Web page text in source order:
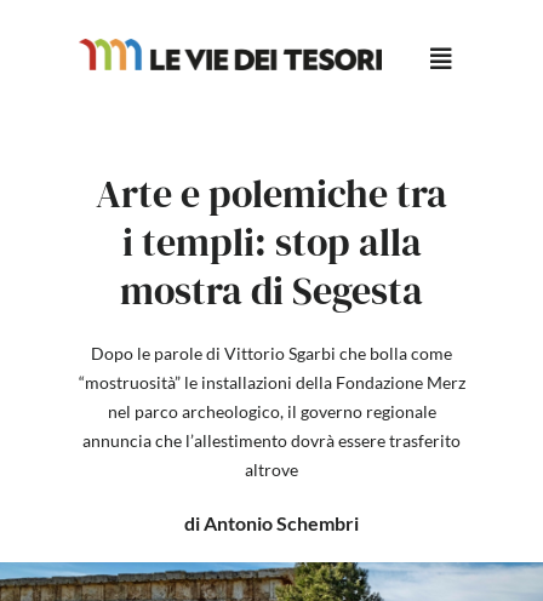
Arte e polemiche tra
i templi: stop alla
mostra di Segesta
Dopo le parole di Vittorio Sgarbi che bolla come
“mostruosità” le installazioni della Fondazione Merz
nel parco archeologico, il governo regionale
annuncia che l’allestimento dovrà essere trasferito
altrove
di Antonio Schembri